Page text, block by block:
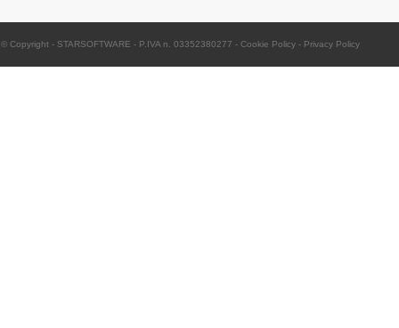
© Copyright - STARSOFTWARE - P.IVA n. 03352380277 - Cookie Policy - Privacy Policy